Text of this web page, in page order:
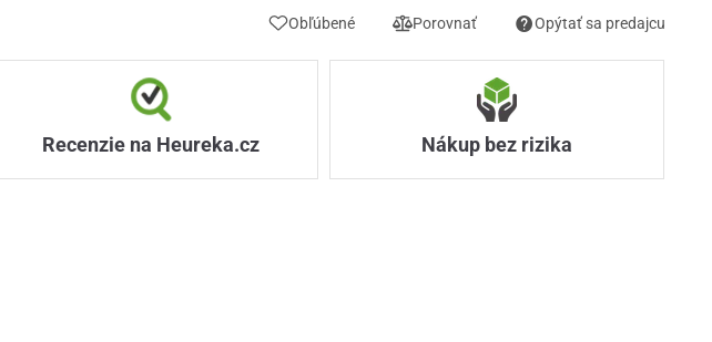
Obľúbené Porovnať Opýtať sa predajcu
Recenzie na Heureka.cz Nákup bez rizika